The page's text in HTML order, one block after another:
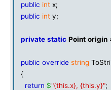
public int x;
public int y;
private static Point origin
public override string
{
return $"{this.x}, {this.y}";